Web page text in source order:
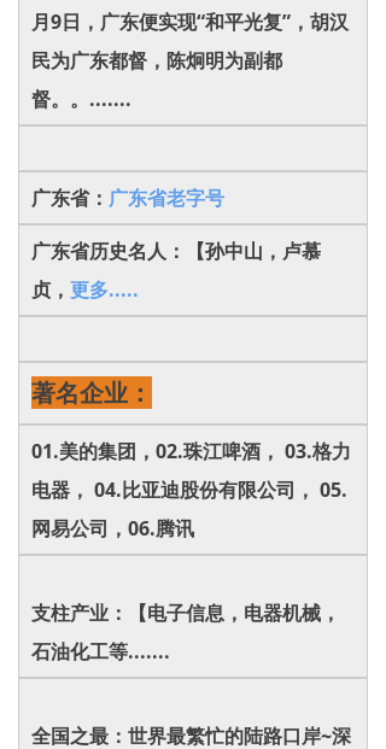
月9日，广东便实现“和平光复”，胡汉
民为广东都督，陈炯明为副都
督。。.......
广东省： 广东省老字号
广东省历史名人：【孙中山，卢慕
贞， 更多.....
著名企业：
01.美的集团，02.珠江啤酒， 03.格力
电器， 04.比亚迪股份有限公司， 05.
网易公司，06.腾讯
支柱产业：【电子信息，电器机械，
石油化工等.......
全国之最：世界最繁忙的陆路口岸~深